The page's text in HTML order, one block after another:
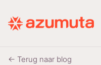
← Terug naar blog